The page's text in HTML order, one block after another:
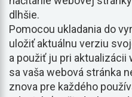
dlhšie.
Pomocou ukladania do
uložiť aktuálnu verziu
a použiť ju pri aktualizácii
sa vaša webová stránka
znova pre každého